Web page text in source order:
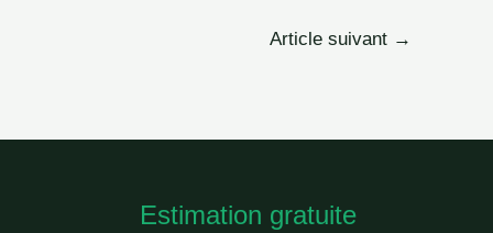
Article suivant →
Estimation gratuite